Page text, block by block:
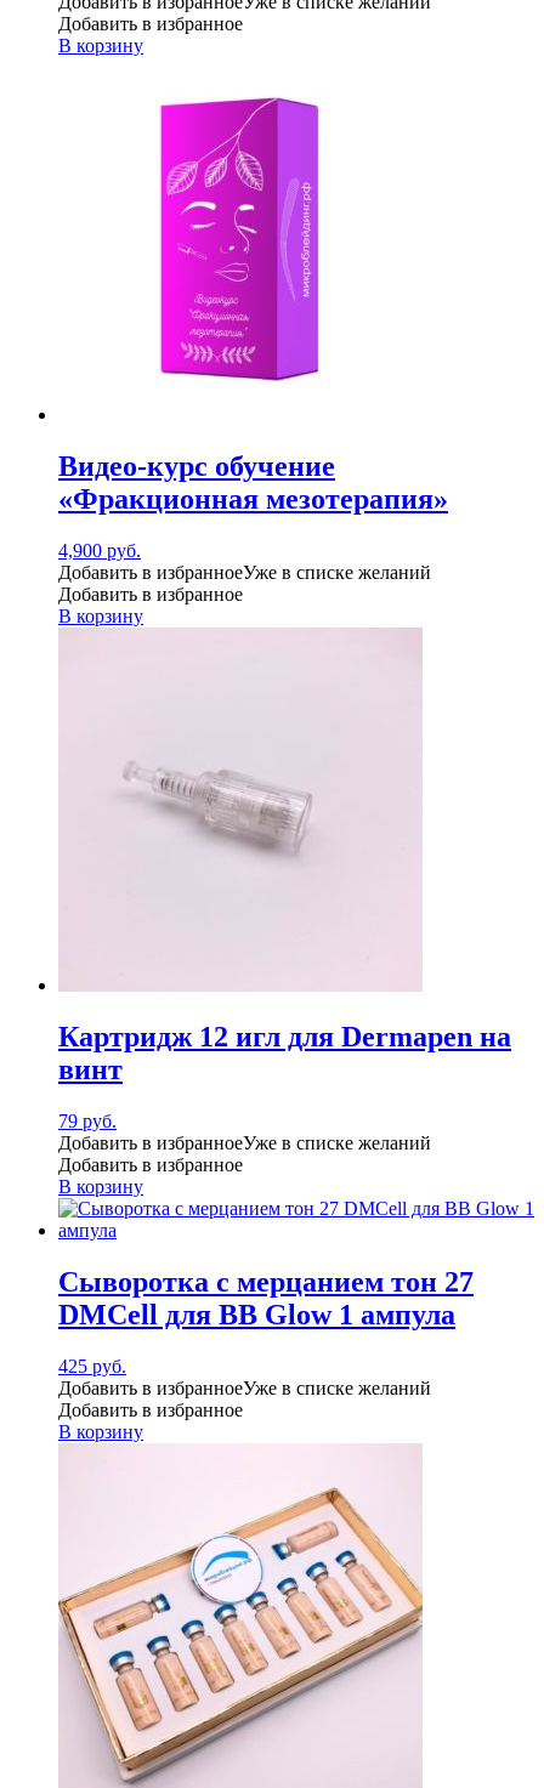
Добавить в избранное
В корзину
Видео-курс обучение
«Фракционная мезотерапия»
4,900 руб.
Добавить в избранноеУже в списке желаний
Добавить в избранное
В корзину
Картридж 12 игл для Dermapen на
винт
79 руб.
Добавить в избранноеУже в списке желаний
Добавить в избранное
В корзину
Сыворотка с мерцанием тон 27
DMCell для BB Glow 1 ампула
425 руб.
Добавить в избранноеУже в списке желаний
Добавить в избранное
В корзину